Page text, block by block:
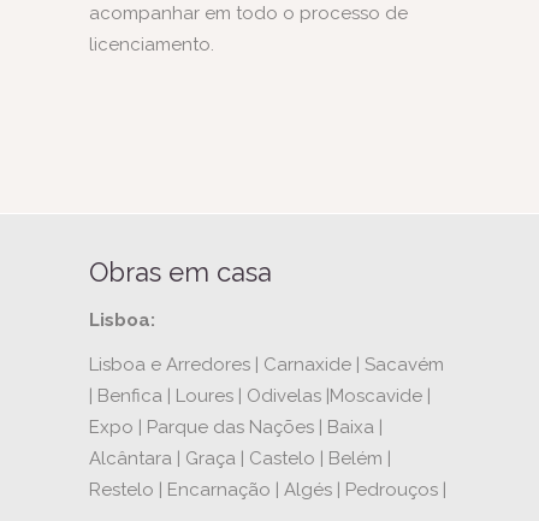
acompanhar em todo o processo de
licenciamento.
Obras em casa
Lisboa:
Lisboa e Arredores | Carnaxide | Sacavém
| Benfica | Loures | Odivelas |Moscavide |
Expo | Parque das Nações | Baixa |
Alcântara | Graça | Castelo | Belém |
Restelo | Encarnação | Algés | Pedrouços |